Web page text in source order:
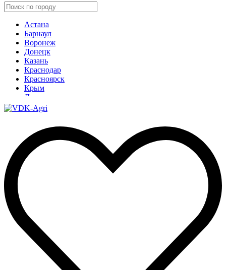
Астана
Барнаул
Воронеж
Донецк
Казань
Краснодар
Красноярск
Крым
Луганск
Москва
Нижний Новгород
Омск
Павлодар
Ростов
Ростов-на-Дону
Узбекистан
Ульяновск
Ярославль